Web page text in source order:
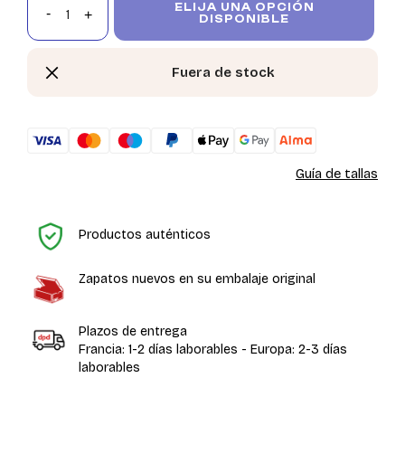
ELIJA UNA OPCIÓN
DISPONIBLE
Fuera de stock
Guía de tallas
Productos auténticos
Zapatos nuevos en su embalaje original
Plazos de entrega
Francia: 1-2 días laborables - Europa: 2-3 días
laborables